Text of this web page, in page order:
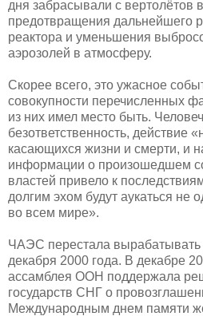
дня забрасывали с вертолётов
предотвращения дальнейшего
реактора и уменьшения
аэрозолей в атмосферу.
Скорее всего, это ужасное
совокупности перечисленных
из них имел место быть.
безответственность, действие
касающихся жизни и смерти, и
информации о произошедшем
властей привело к
долгим эхом будут аукаться не
во всем мире».
ЧАЭС перестала вырабатывать
декабря 2000 года. В декабре
ассамблея ООН поддержала
государств СНГ о
Международным днем памяти